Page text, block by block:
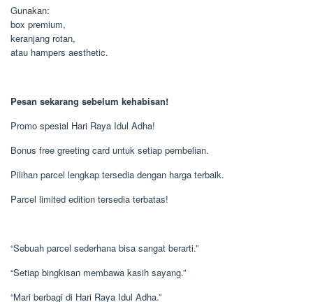
Gunakan:
box premium,
keranjang rotan,
atau hampers aesthetic.
Pesan sekarang sebelum kehabisan!
Promo spesial Hari Raya Idul Adha!
Bonus free greeting card untuk setiap pembelian.
Pilihan parcel lengkap tersedia dengan harga terbaik.
Parcel limited edition tersedia terbatas!
“Sebuah parcel sederhana bisa sangat berarti.”
“Setiap bingkisan membawa kasih sayang.”
“Mari berbagi di Hari Raya Idul Adha.”